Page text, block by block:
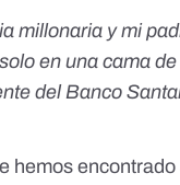
millonaria y mi
en una cama
del Banco
hemos